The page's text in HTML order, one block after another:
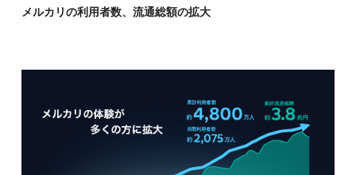
メルカリの利用者数、流通総額の拡大